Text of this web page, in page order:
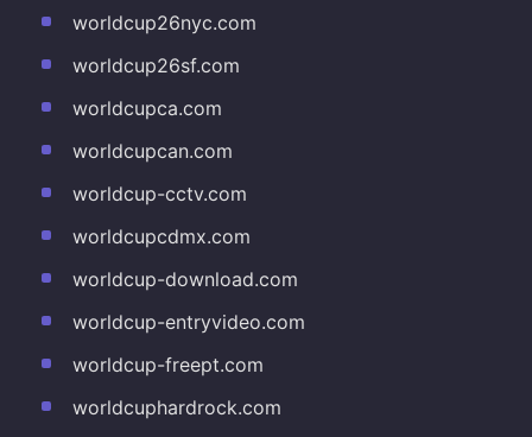
worldcup26nyc.com
worldcup26sf.com
worldcupca.com
worldcupcan.com
worldcup-cctv.com
worldcupcdmx.com
worldcup-download.com
worldcup-entryvideo.com
worldcup-freept.com
worldcuphardrock.com